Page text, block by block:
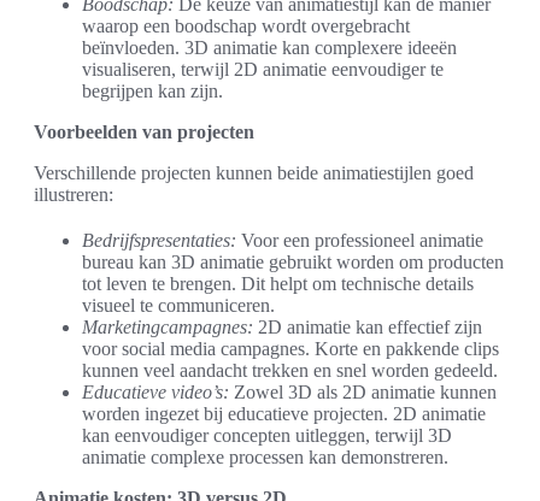
Boodschap: De keuze van animatiestijl kan de manier
waarop een boodschap wordt overgebracht
beïnvloeden. 3D animatie kan complexere ideeën
visualiseren, terwijl 2D animatie eenvoudiger te
begrijpen kan zijn.
Voorbeelden van projecten
Verschillende projecten kunnen beide animatiestijlen goed
illustreren:
Bedrijfspresentaties: Voor een professioneel animatie
bureau kan 3D animatie gebruikt worden om producten
tot leven te brengen. Dit helpt om technische details
visueel te communiceren.
Marketingcampagnes: 2D animatie kan effectief zijn
voor social media campagnes. Korte en pakkende clips
kunnen veel aandacht trekken en snel worden gedeeld.
Educatieve video’s: Zowel 3D als 2D animatie kunnen
worden ingezet bij educatieve projecten. 2D animatie
kan eenvoudiger concepten uitleggen, terwijl 3D
animatie complexe processen kan demonstreren.